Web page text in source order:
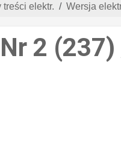
treści elektr. Wersja
2